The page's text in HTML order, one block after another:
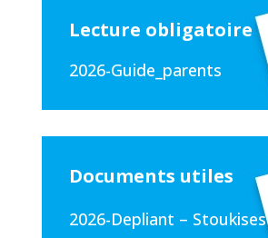
Lecture obligatoire
2026-Guide_parents
Documents utiles
2026-Depliant – Stoukises